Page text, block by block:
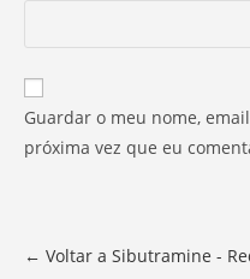
Guardar o meu nome,
próxima vez que eu
← Voltar a Sibutramine -